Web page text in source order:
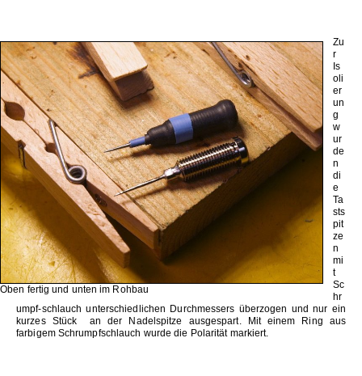
Oben fertig und unten im Rohbau
Zu
r
Is
oli
er
un
g
w
ur
de
n
di
e
Ta
sts
pit
ze
n
mi
t
Sc
hr
umpf-schlauch unterschiedlichen Durchmessers überzogen und nur ein
kurzes Stück an der Nadelspitze ausgespart. Mit einem Ring aus
farbigem Schrumpfschlauch wurde die Polarität markiert.